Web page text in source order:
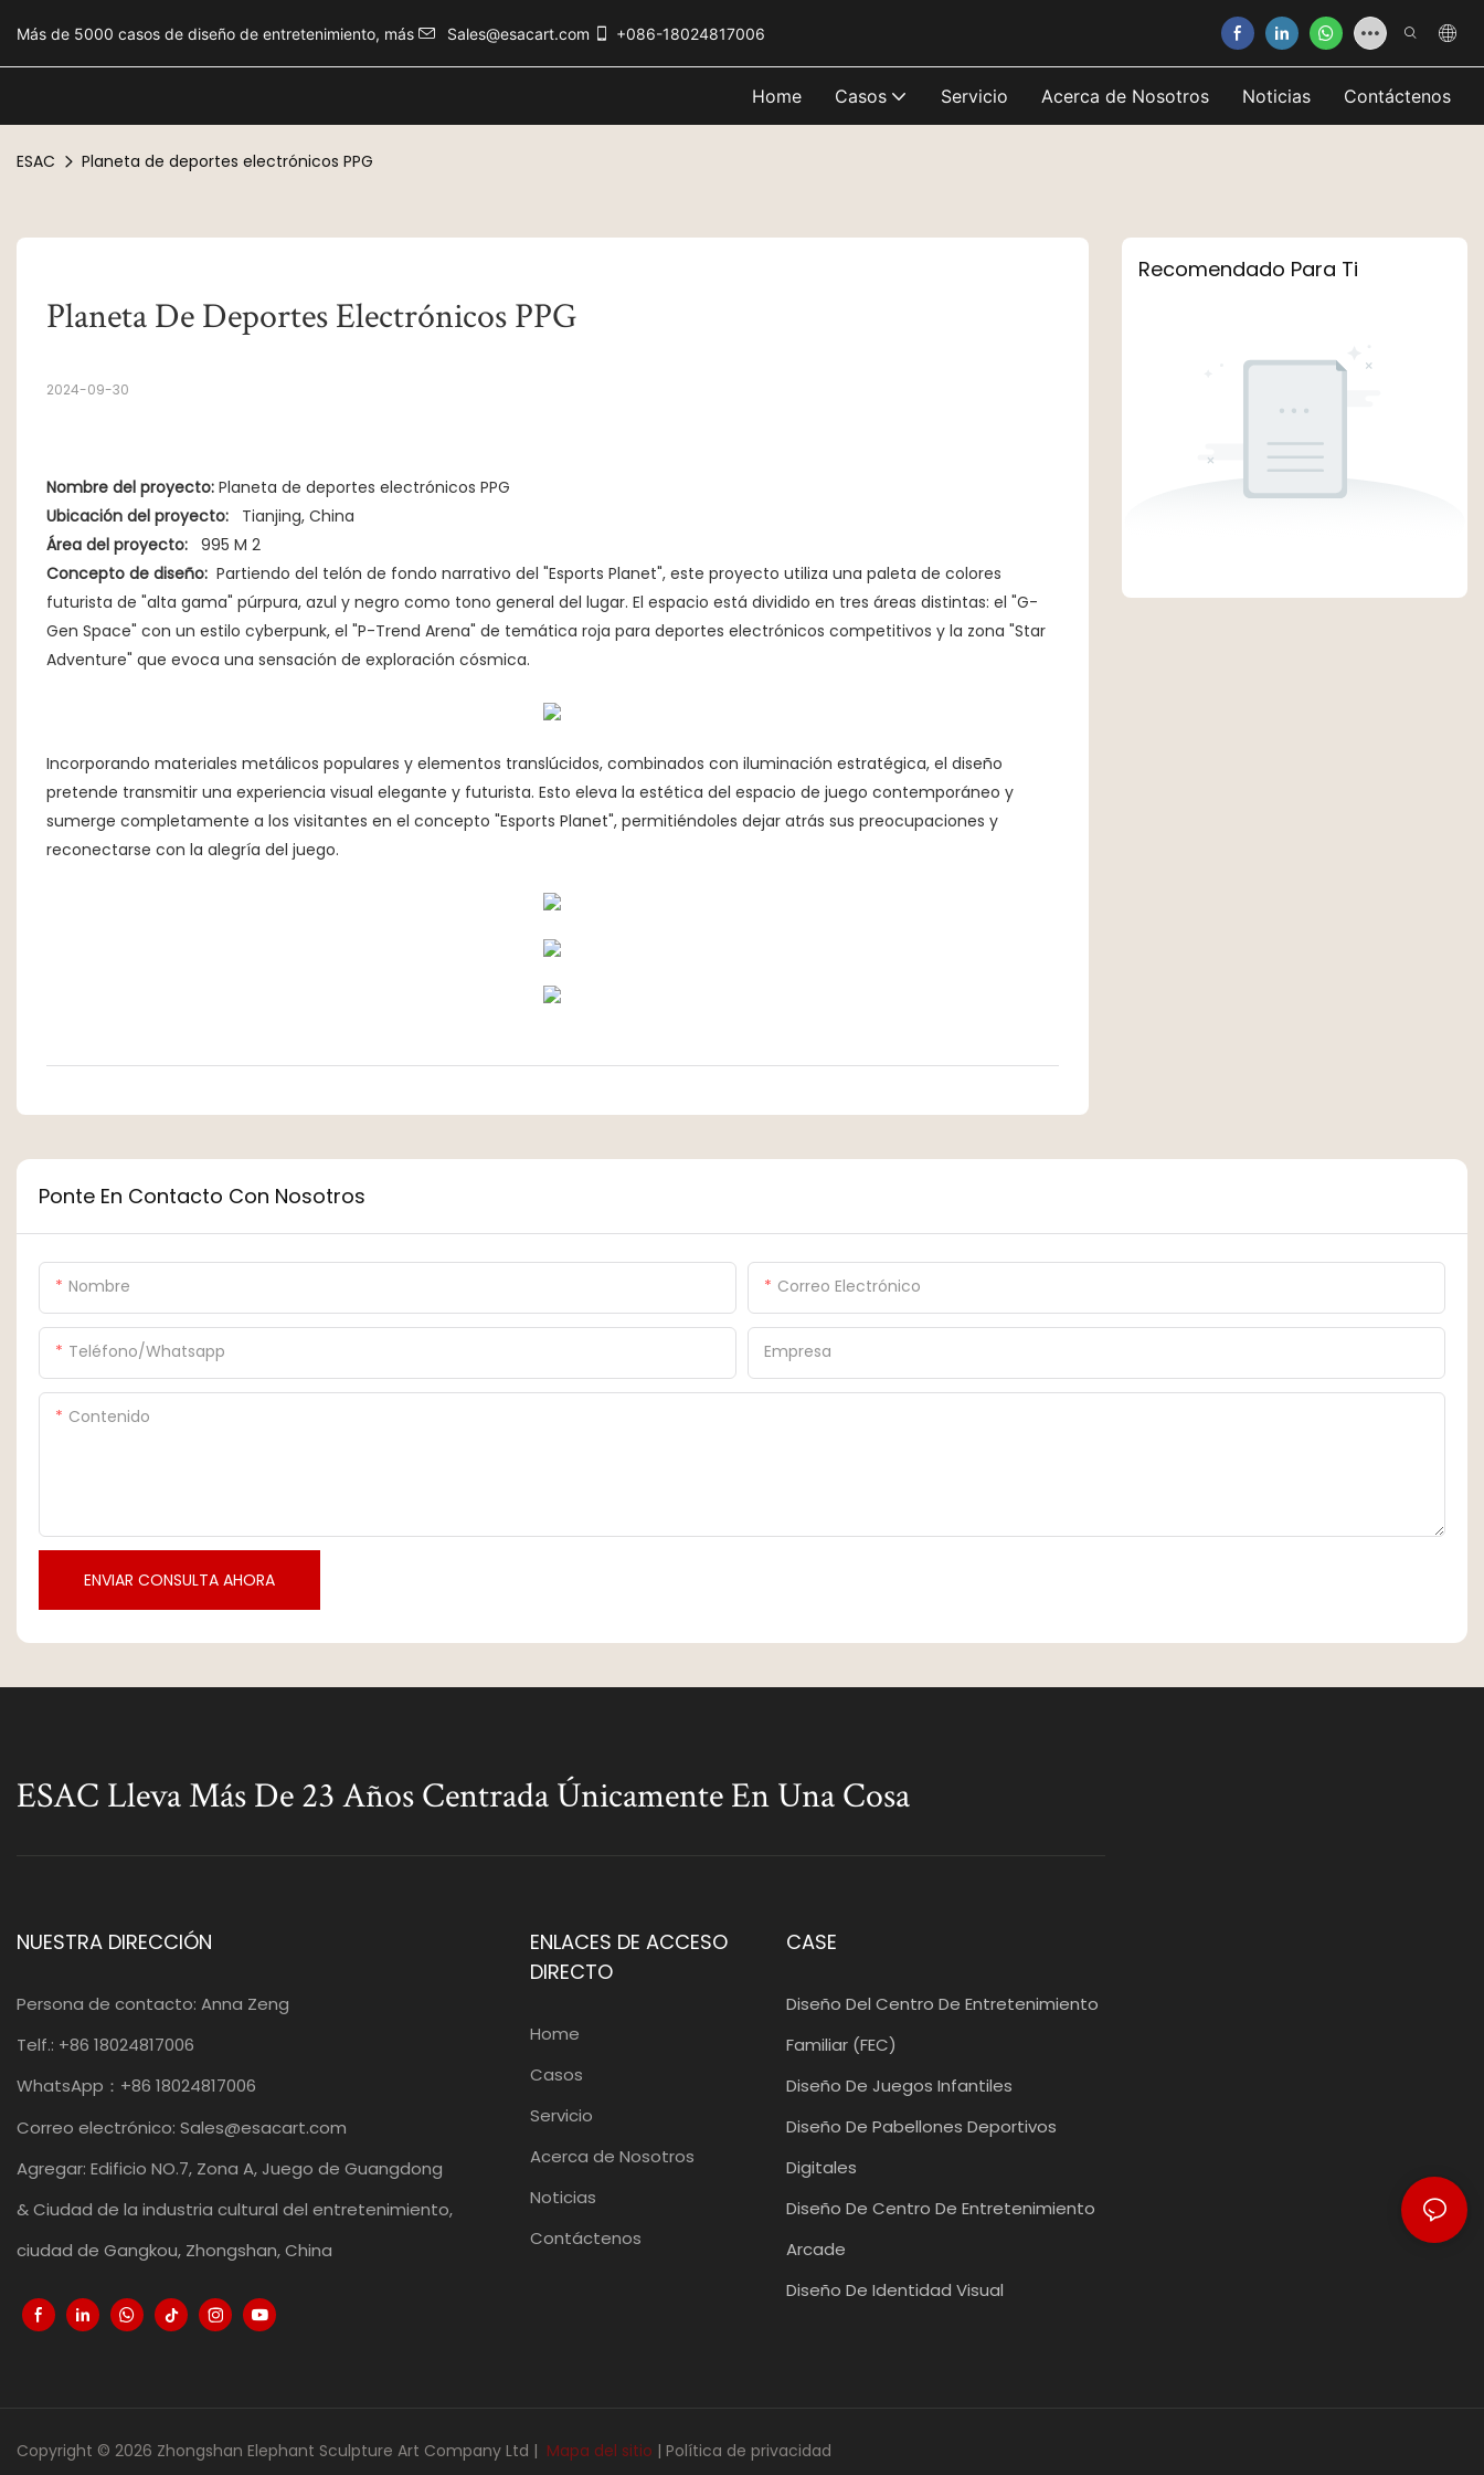
Más de 5000 casos de diseño de entretenimiento, más Sales@esacart.com +086-18024817006
Home Casos Servicio Acerca de Nosotros Noticias Contáctenos
ESAC Planeta de deportes electrónicos PPG
Planeta De Deportes Electrónicos PPG
2024-09-30
Nombre del proyecto: Planeta de deportes electrónicos PPG
Ubicación del proyecto:
Tianjing, China
Área del proyecto: 995 M 2
Concepto de diseño: Partiendo del telón de fondo narrativo del "Esports Planet", este proyecto utiliza una paleta de colores
futurista de "alta gama" púrpura, azul y negro como tono general del lugar. El espacio está dividido en tres áreas distintas: el "G-
Gen Space" con un estilo cyberpunk, el "P-Trend Arena" de temática roja para deportes electrónicos competitivos y la zona "Star
Adventure" que evoca una sensación de exploración cósmica.
Incorporando materiales metálicos populares y elementos translúcidos, combinados con iluminación estratégica, el diseño
pretende transmitir una experiencia visual elegante y futurista. Esto eleva la estética del espacio de juego contemporáneo y
sumerge completamente a los visitantes en el concepto "Esports Planet", permitiéndoles dejar atrás sus preocupaciones y
reconectarse con la alegría del juego.
Recomendado Para Ti
Ponte En Contacto Con Nosotros
Nombre Correo Electrónico
Teléfono/whatsapp Empresa
Contenido
ENVIAR CONSULTA AHORA
ESAC Lleva Más De 23 Años Centrada Únicamente En Una Cosa
NUESTRA DIRECCIÓN
Persona de contacto: Anna Zeng
Telf.: +86 18024817006
WhatsApp：+86 18024817006
Correo electrónico: Sales@esacart.com
Agregar: Edificio NO.7, Zona A, Juego de Guangdong
& Ciudad de la industria cultural del entretenimiento,
ciudad de Gangkou, Zhongshan, China
ENLACES DE ACCESO
DIRECTO
Home
Casos
Servicio
Acerca de Nosotros
Noticias
Contáctenos
CASE
Diseño Del Centro De Entretenimiento
Familiar (FEC)
Diseño De Juegos Infantiles
Diseño De Pabellones Deportivos
Digitales
Diseño De Centro De Entretenimiento
Arcade
Diseño De Identidad Visual
Copyright © 2026 Zhongshan Elephant Sculpture Art Company Ltd | Mapa del sitio | Política de privacidad